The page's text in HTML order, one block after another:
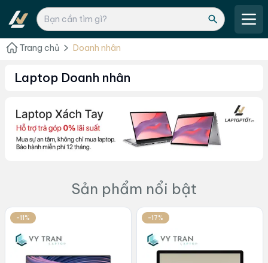
Trang chủ Doanh nhân
Laptop Doanh nhân
Sản phẩm nổi bật
-11% -17%